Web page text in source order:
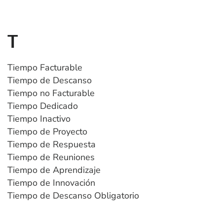
T
Tiempo Facturable
Tiempo de Descanso
Tiempo no Facturable
Tiempo Dedicado
Tiempo Inactivo
Tiempo de Proyecto
Tiempo de Respuesta
Tiempo de Reuniones
Tiempo de Aprendizaje
Tiempo de Innovación
Tiempo de Descanso Obligatorio